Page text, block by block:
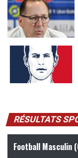
RÉSULTATS
Football Masculin